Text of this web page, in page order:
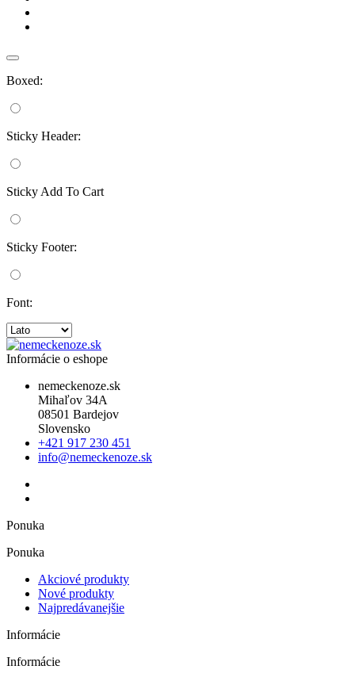
Boxed:
Sticky Header:
Sticky Add To Cart
Sticky Footer:
Font:
Informácie o eshope
nemeckenoze.sk
Mihaľov 34A
08501 Bardejov
Slovensko
+421 917 230 451
info@nemeckenoze.sk
Ponuka
Ponuka
Akciové produkty
Nové produkty
Najpredávanejšie
Informácie
Informácie